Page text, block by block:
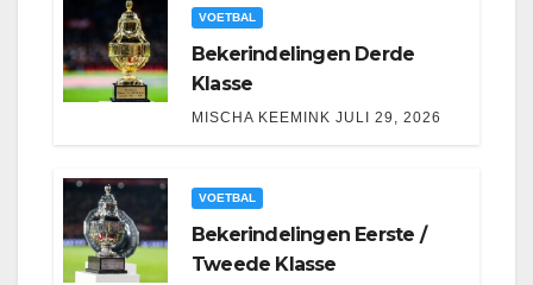
VOETBAL
Bekerindelingen Derde
Klasse
MISCHA KEEMINK JULI 29, 2026
VOETBAL
Bekerindelingen Eerste /
Tweede Klasse